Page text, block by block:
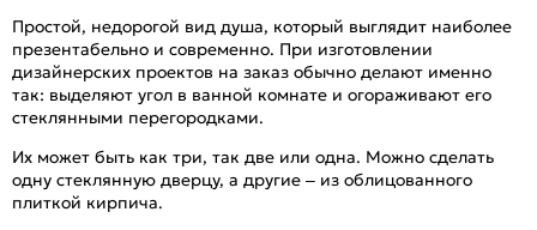
Простой, недорогой вид душа, который выглядит наиболее
презентабельно и современно. При изготовлении
дизайнерских проектов на заказ обычно делают именно
так: выделяют угол в ванной комнате и огораживают его
стеклянными перегородками.
Их может быть как три, так две или одна. Можно сделать
одну стеклянную дверцу, а другие – из облицованного
плиткой кирпича.